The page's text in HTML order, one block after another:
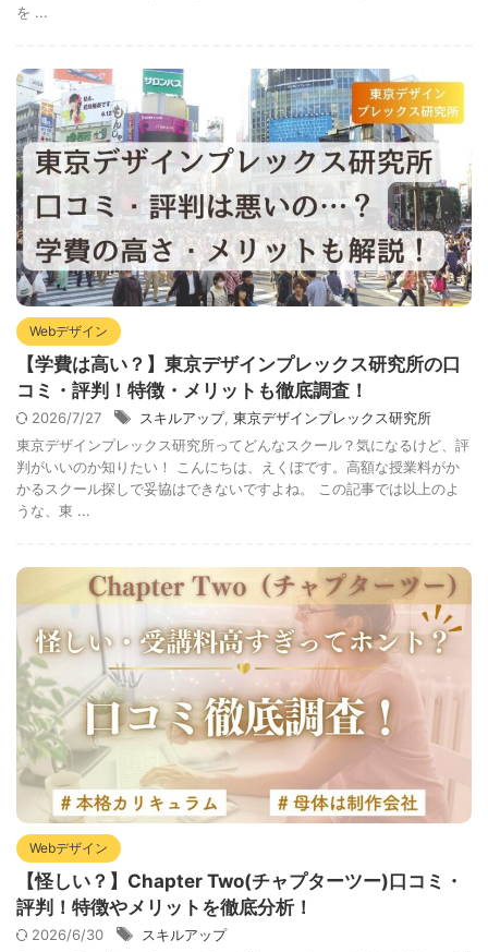
を ...
Webデザイン
【学費は高い？】東京デザインプレックス研究所の口
コミ・評判！特徴・メリットも徹底調査！
2026/7/27 スキルアップ, 東京デザインプレックス研究所
東京デザインプレックス研究所ってどんなスクール？気になるけど、評
判がいいのか知りたい！ こんにちは、えくぼです。高額な授業料がか
かるスクール探しで妥協はできないですよね。 この記事では以上のよ
うな、東 ...
Webデザイン
【怪しい？】Chapter Two(チャプターツー)口コミ・
評判！特徴やメリットを徹底分析！
2026/6/30
スキルアップ